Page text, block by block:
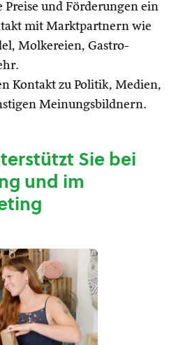
und Förderungen ein
mit Marktpartnern wie
Molkereien, Gastro-
Kontakt zu Politik, Medien,
Meinungsbildnern.
Sie bei
und im